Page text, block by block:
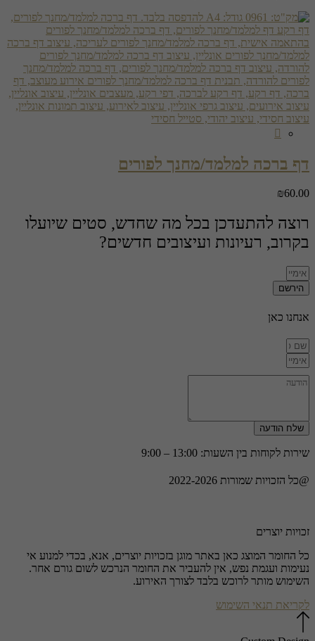
דף ברכה למלמד/מחנך לפורים
₪60.00
רוצה להתעדכן בכל מה שחדש, סטים שיועלו
בקרוב, רעיונות ועיצובים חדשים?
הירשם
אנחנו כאן
שלח הודעה
שירות לקוחות בין השעות: 13:00 – 9:00
@כל הזכויות שמורות 2022-2026
זכויות יוצרים
כל החומר המוצג כאן באתר מוגן בזכויות יוצרים, אנא, בכדי למנוע אי
נעימות ועגמת נפש, אין להעביר את החומר הנרכש לשום גורם אחר.
השימוש מותר לרוכש בלבד לצורך האירוע.
לקריאת תנאי השימוש